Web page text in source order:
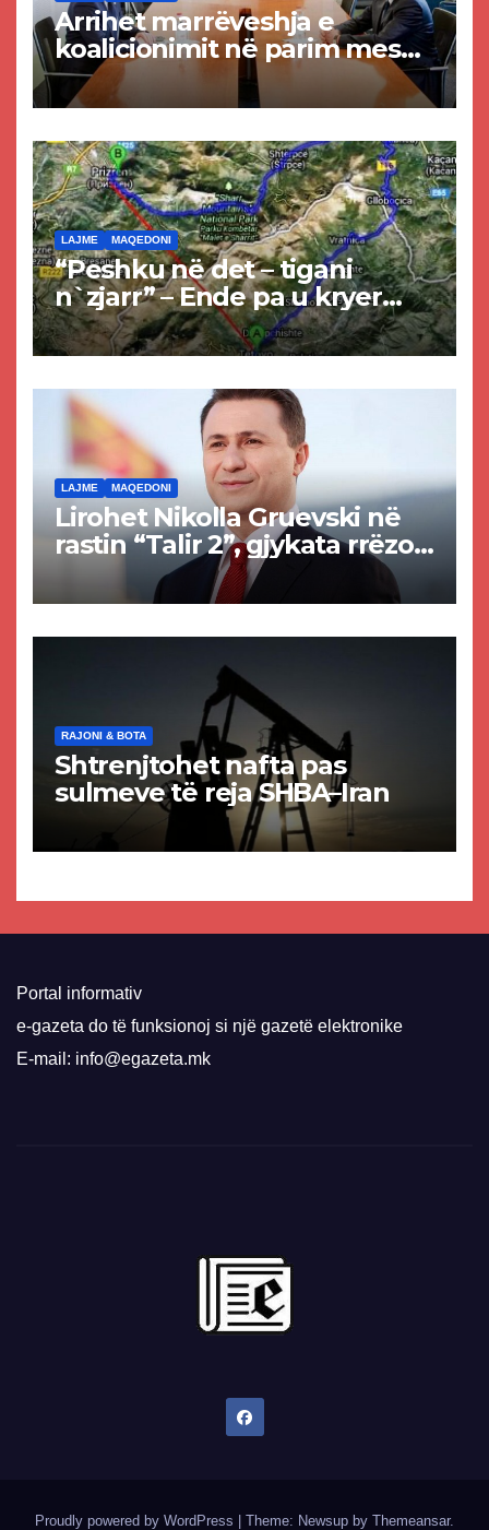
Arrihet marrëveshja e
koalicionimit në parim mes
Kurtit dhe Abdixhikut
LAJME MAQEDONI
“Peshku në det – tigani
n`zjarr” – Ende pa u kryer
projekti i tunelit, komuna e
Tetovës nis punimet për
LAJME MAQEDONI
Lirohet Nikolla Gruevski në
rastin “Talir 2”, gjykata rrëzon
akuzat për ndërtimin e
paligjshëm të selisë së
RAJONI & BOTA
Shtrenjtohet nafta pas
sulmeve të reja SHBA–Iran
Portal informativ
e-gazeta do të funksionoj si një gazetë elektronike
E-mail: info@egazeta.mk
Proudly powered by WordPress Theme: Newsup by Themeansar.